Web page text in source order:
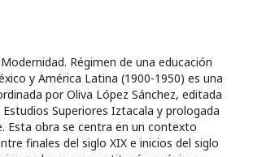
Régimen de una educación
y América Latina (1900-1950) es una
por Oliva López Sánchez, editada
Superiores Iztacala y prologada
Esta obra se centra en un contexto
finales del siglo XIX e inicios del siglo